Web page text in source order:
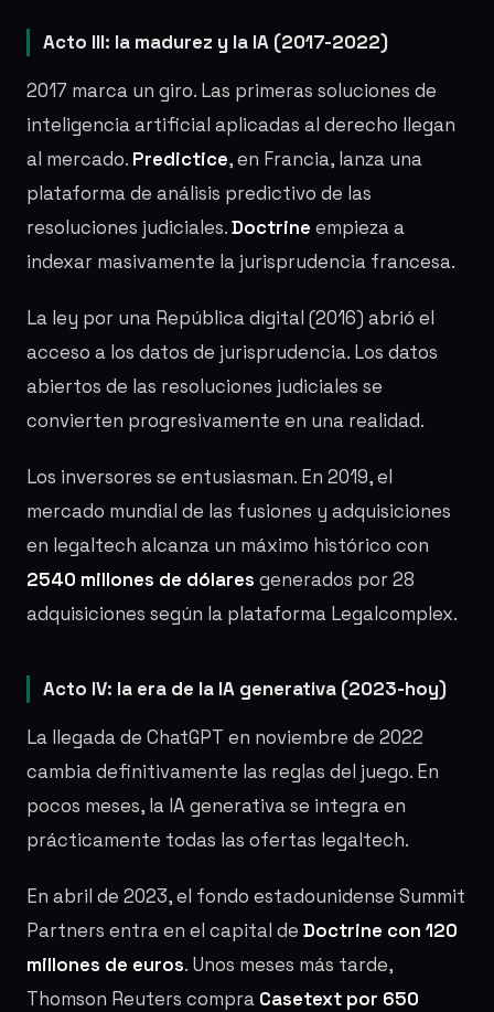
Acto III: la madurez y la IA (2017-2022)
2017 marca un giro. Las primeras soluciones de
inteligencia artificial aplicadas al derecho llegan
al mercado. Predictice, en Francia, lanza una
plataforma de análisis predictivo de las
resoluciones judiciales.Doctrine empieza a
indexar masivamente la jurisprudencia francesa.
La ley por una República digital (2016) abrió el
acceso a los datos de jurisprudencia. Los datos
abiertos de las resoluciones judiciales se
convierten progresivamente en una realidad.
Los inversores se entusiasman. En 2019, el
mercado mundial de las fusiones y adquisiciones
en legaltech alcanza un máximo histórico con
2540 millones de dólares generados por 28
adquisiciones según la plataforma Legalcomplex.
Acto IV: la era de la IA generativa (2023-hoy)
La llegada de ChatGPT en noviembre de 2022
cambia definitivamente las reglas del juego. En
pocos meses, la IA generativa se integra en
prácticamente todas las ofertas legaltech.
En abril de 2023, el fondo estadounidense Summit
Partners entra en el capital de Doctrine con 120
millones de euros. Unos meses más tarde,
Thomson Reuters compra Casetext por 650